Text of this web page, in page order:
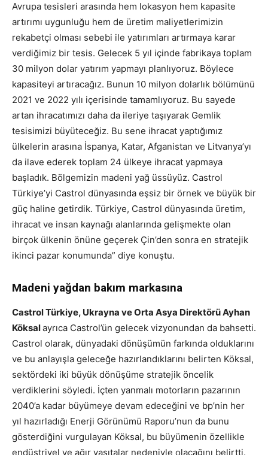
Avrupa tesisleri arasında hem lokasyon hem kapasite
artırımı uygunluğu hem de üretim maliyetlerimizin
rekabetçi olması sebebi ile yatırımları artırmaya karar
verdiğimiz bir tesis. Gelecek 5 yıl içinde fabrikaya toplam
30 milyon dolar yatırım yapmayı planlıyoruz. Böylece
kapasiteyi artıracağız. Bunun 10 milyon dolarlık bölümünü
2021 ve 2022 yılı içerisinde tamamlıyoruz. Bu sayede
artan ihracatımızı daha da ileriye taşıyarak Gemlik
tesisimizi büyüteceğiz. Bu sene ihracat yaptığımız
ülkelerin arasına İspanya, Katar, Afganistan ve Litvanya’yı
da ilave ederek toplam 24 ülkeye ihracat yapmaya
başladık. Bölgemizin madeni yağ üssüyüz. Castrol
Türkiye’yi Castrol dünyasında eşsiz bir örnek ve büyük bir
güç haline getirdik. Türkiye, Castrol dünyasında üretim,
ihracat ve insan kaynağı alanlarında gelişmekte olan
birçok ülkenin önüne geçerek Çin’den sonra en stratejik
ikinci pazar konumunda” diye konuştu.
Madeni yağdan bakım markasına
Castrol Türkiye, Ukrayna ve Orta Asya Direktörü Ayhan
Köksalayrıca Castrol’ün gelecek vizyonundan da bahsetti.
Castrol olarak, dünyadaki dönüşümün farkında olduklarını
ve bu anlayışla geleceğe hazırlandıklarını belirten Köksal,
sektördeki iki büyük dönüşüme stratejik öncelik
verdiklerini söyledi. İçten yanmalı motorların pazarının
2040’a kadar büyümeye devam edeceğini ve bp’nin her
yıl hazırladığı Enerji Görünümü Raporu’nun da bunu
gösterdiğini vurgulayan Köksal, bu büyümenin özellikle
endüstriyel ve ağır vasıtalar nedeniyle olacağını belirtti.